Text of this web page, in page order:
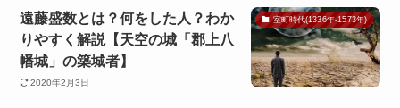
室町時代(1336年-1573年)
遠藤盛数とは？何をした人？わか
りやすく解説【天空の城「郡上八
幡城」の築城者】
2020年2月3日